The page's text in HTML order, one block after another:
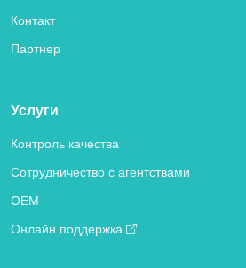
Контакт
Партнер
Услуги
Контроль качества
Сотрудничество с агентствами
OEM
Онлайн поддержка